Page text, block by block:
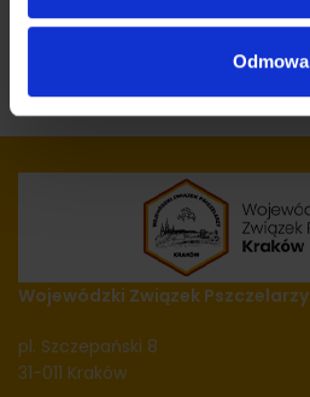
Odmowa
Wojewódzki Związek Pszczelarzy
pl. Szczepański 8
31-011 Kraków